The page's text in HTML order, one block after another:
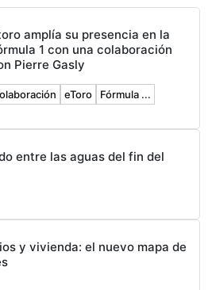
amplía su presencia en la
1 con una colaboración
Pierre Gasly
eToro Fórmula ...
entre las aguas del fin del
y vivienda: el nuevo mapa de